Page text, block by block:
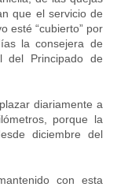
que el servicio de
esté “cubierto” por
la consejera de
del Principado de
diariamente a
porque la
diciembre del
con esta